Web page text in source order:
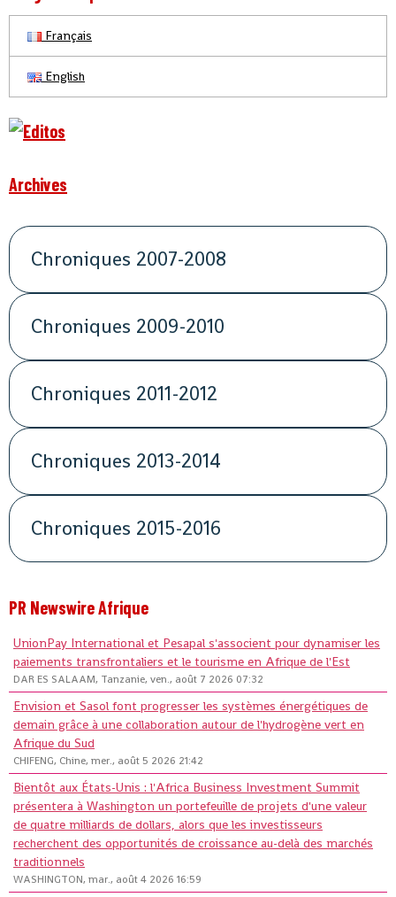
Français
English
Archives
Chroniques 2007-2008
Chroniques 2009-2010
Chroniques 2011-2012
Chroniques 2013-2014
Chroniques 2015-2016
PR Newswire Afrique
UnionPay International et Pesapal s'associent pour dynamiser les
paiements transfrontaliers et le tourisme en Afrique de l'Est
DAR ES SALAAM, Tanzanie, ven., août 7 2026 07:32
Envision et Sasol font progresser les systèmes énergétiques de
demain grâce à une collaboration autour de l'hydrogène vert en
Afrique du Sud
CHIFENG, Chine, mer., août 5 2026 21:42
Bientôt aux États-Unis : l'Africa Business Investment Summit
présentera à Washington un portefeuille de projets d'une valeur
de quatre milliards de dollars, alors que les investisseurs
recherchent des opportunités de croissance au-delà des marchés
traditionnels
WASHINGTON, mar., août 4 2026 16:59